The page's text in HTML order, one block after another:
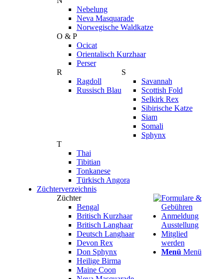
Nebelung
Neva Masquarade
Norwegische Waldkatze
O & P
Ocicat
Orientalisch Kurzhaar
Perser
R
Ragdoll
Russisch Blau
S
Savannah
Scottish Fold
Selkirk Rex
Sibirische Katze
Siam
Somali
Sphynx
T
Thai
Tibitian
Tonkanese
Türkisch Angora
Züchterverzeichnis
Züchter
Bengal
Britisch Kurzhaar
Britisch Langhaar
Deutsch Langhaar
Devon Rex
Don Sphynx
Heilige Birma
Maine Coon
Formulare &
Gebühren
Anmeldung
Ausstellung
Mitglied
werden
Menü Menü